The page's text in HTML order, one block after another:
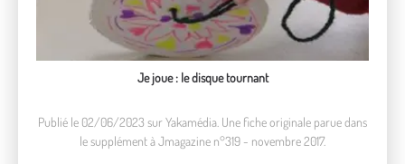
Je joue : le disque tournant
Publié le 02/06/2023 sur Yakamédia. Une fiche originale parue dans
le supplément à Jmagazine n°319 - novembre 2017.